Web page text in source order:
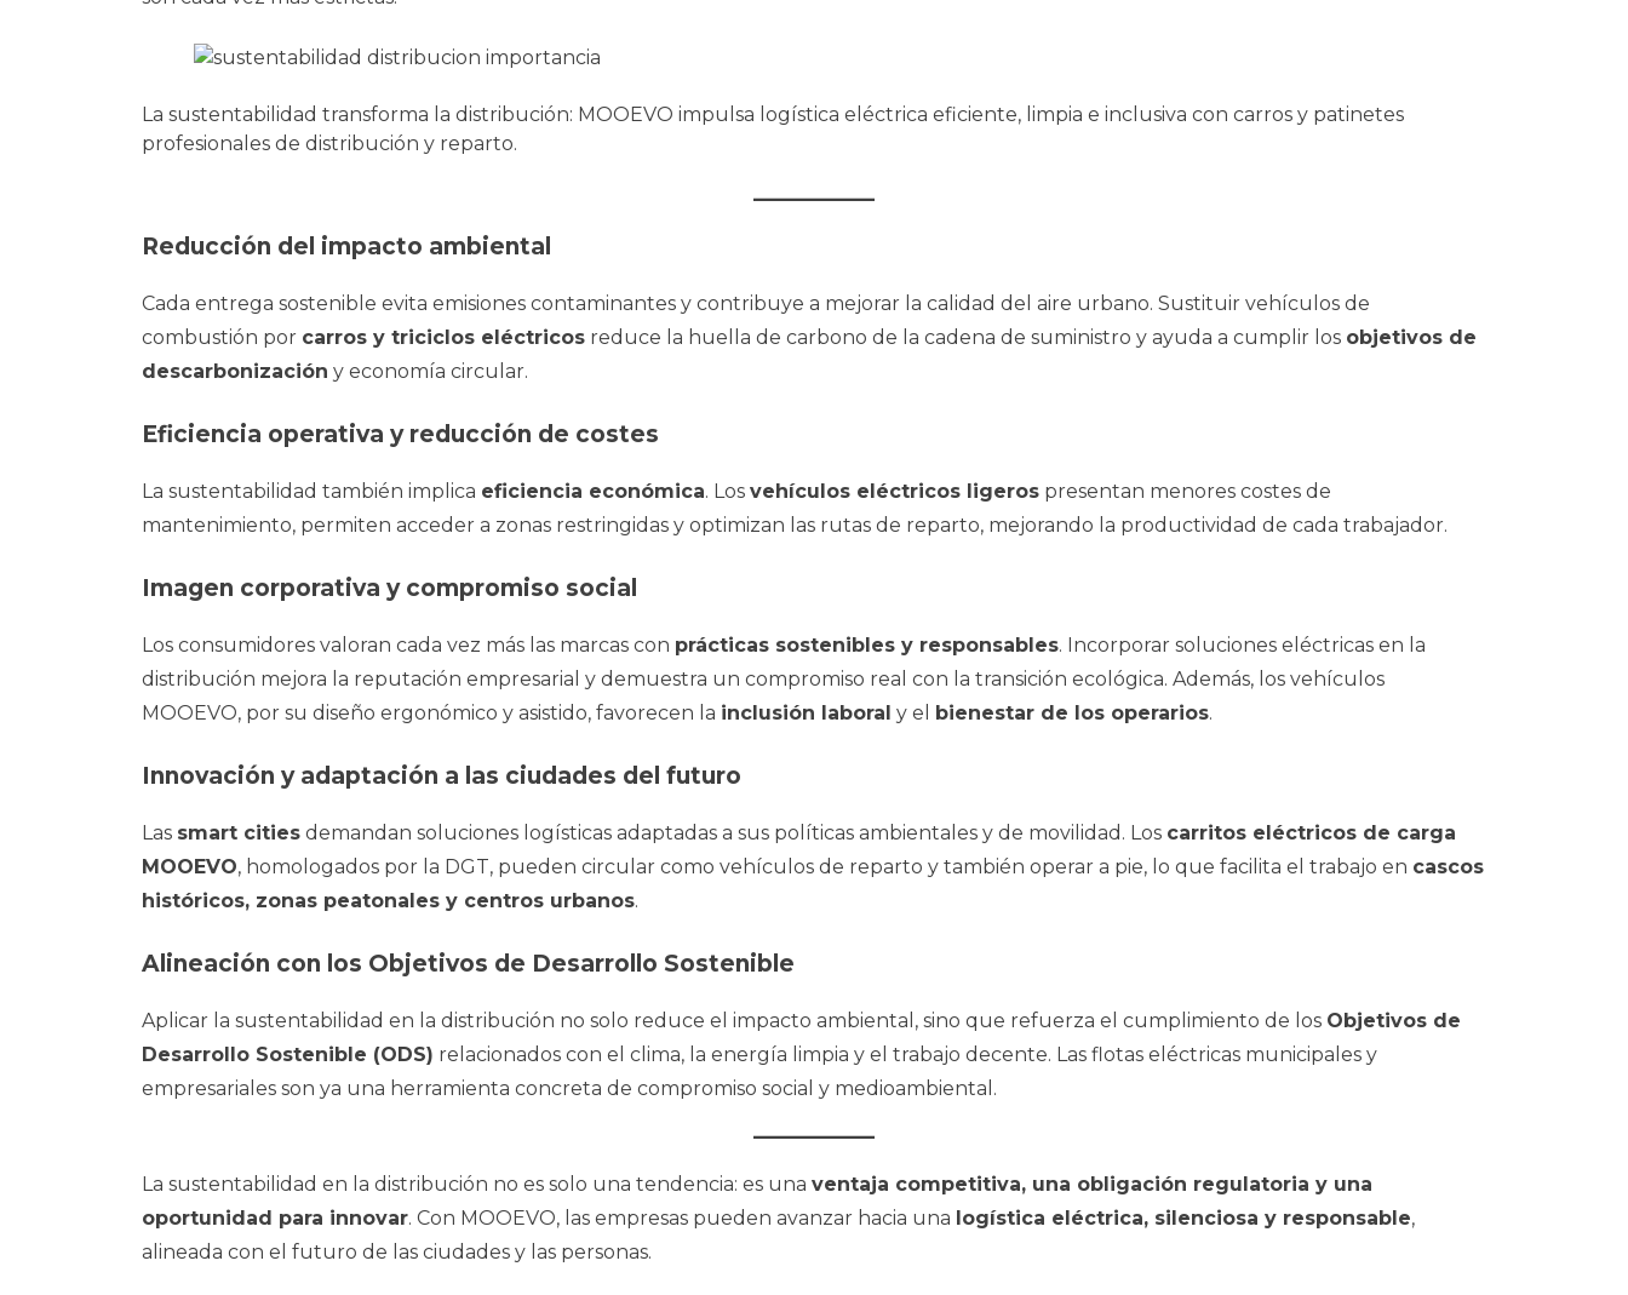
La sustentabilidad transforma la distribución: MOOEVO impulsa logística eléctrica eficiente, limpia e inclusiva con carros y patinetes
profesionales de distribución y reparto.
Reducción del impacto ambiental
Cada entrega sostenible evita emisiones contaminantes y contribuye a mejorar la calidad del aire urbano. Sustituir vehículos de
combustión por carros y triciclos eléctricos reduce la huella de carbono de la cadena de suministro y ayuda a cumplir los objetivos de
descarbonización y economía circular.
Eficiencia operativa y reducción de costes
La sustentabilidad también implica eficiencia económica. Los vehículos eléctricos ligeros presentan menores costes de
mantenimiento, permiten acceder a zonas restringidas y optimizan las rutas de reparto, mejorando la productividad de cada trabajador.
Imagen corporativa y compromiso social
Los consumidores valoran cada vez más las marcas con prácticas sostenibles y responsables. Incorporar soluciones eléctricas en la
distribución mejora la reputación empresarial y demuestra un compromiso real con la transición ecológica. Además, los vehículos
MOOEVO, por su diseño ergonómico y asistido, favorecen la inclusión laboral y el bienestar de los operarios.
Innovación y adaptación a las ciudades del futuro
Las smart cities demandan soluciones logísticas adaptadas a sus políticas ambientales y de movilidad. Los carritos eléctricos de carga
MOOEVO, homologados por la DGT, pueden circular como vehículos de reparto y también operar a pie, lo que facilita el trabajo en cascos
históricos, zonas peatonales y centros urbanos.
Alineación con los Objetivos de Desarrollo Sostenible
Aplicar la sustentabilidad en la distribución no solo reduce el impacto ambiental, sino que refuerza el cumplimiento de los Objetivos de
Desarrollo Sostenible (ODS) relacionados con el clima, la energía limpia y el trabajo decente. Las flotas eléctricas municipales y
empresariales son ya una herramienta concreta de compromiso social y medioambiental.
La sustentabilidad en la distribución no es solo una tendencia: es una ventaja competitiva, una obligación regulatoria y una
oportunidad para innovar. Con MOOEVO, las empresas pueden avanzar hacia una logística eléctrica, silenciosa y responsable,
alineada con el futuro de las ciudades y las personas.